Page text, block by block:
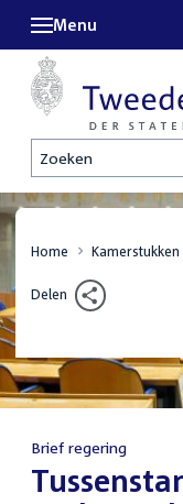
Zoeken
Menu
Home Kamerstukken
Delen
Brief regering
: